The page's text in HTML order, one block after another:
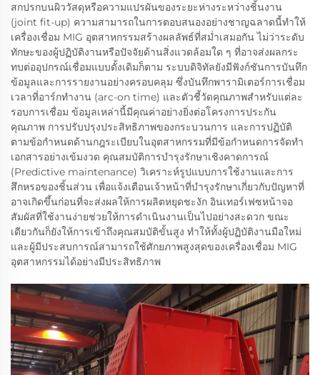
สกปรกบนผิววัสดุหรือความแปรผันของระยะห่างระหว่างชิ้นงาน
(joint fit-up) ความสามารถในการตอบสนองอย่างชาญฉลาดนี้ทำให้
เครื่องเชื่อม MIG อุตสาหกรรมสร้างผลลัพธ์ที่สม่ำเสมอกัน ไม่ว่าระดับ
ทักษะของผู้ปฏิบัติงานหรือปัจจัยด้านสิ่งแวดล้อมใด ๆ ที่อาจส่งผลกระ
ทบต่ออุปกรณ์เชื่อมแบบดั้งเดิมก็ตาม ระบบดิจิทัลยังมีฟังก์ชันการบันทึก
ข้อมูลและการรายงานอย่างครอบคลุม ซึ่งบันทึกพารามิเตอร์การเชื่อม
เวลาที่อาร์กทำงาน (arc-on time) และตัวชี้วัดคุณภาพสำหรับแต่ละ
รอบการเชื่อม ข้อมูลเหล่านี้มีคุณค่าอย่างยิ่งต่อโครงการประกัน
คุณภาพ การปรับปรุงประสิทธิภาพของกระบวนการ และการปฏิบัติ
ตามข้อกำหนดด้านกฎระเบียบในอุตสาหกรรมที่มีข้อกำหนดการจัดทำ
เอกสารอย่างเข้มงวด คุณสมบัติการบำรุงรักษาเชิงคาดการณ์
(Predictive maintenance) วิเคราะห์รูปแบบการใช้งานและการ
สึกหรอของชิ้นส่วน เพื่อแจ้งเตือนเจ้าหน้าที่บำรุงรักษาเกี่ยวกับปัญหาที่
อาจเกิดขึ้นก่อนที่จะส่งผลให้การผลิตหยุดชะงัก อินเทอร์เฟซหน้าจอ
สัมผัสที่ใช้งานง่ายช่วยให้การดำเนินงานเป็นไปอย่างสะดวก ขณะ
เดียวกันก็ยังให้การเข้าถึงคุณสมบัติขั้นสูง ทำให้ทั้งผู้ปฏิบัติงานมือใหม่
และผู้มีประสบการณ์สามารถใช้ศักยภาพสูงสุดของเครื่องเชื่อม MIG
อุตสาหกรรมได้อย่างมีประสิทธิภาพ